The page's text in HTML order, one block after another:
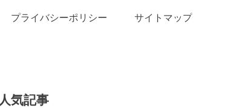
プライバシーポリシー サイトマップ
人気記事